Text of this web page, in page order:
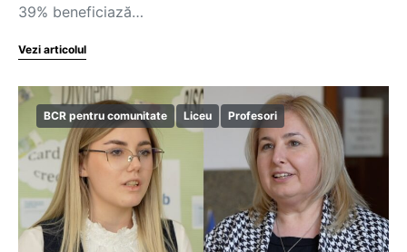
39% beneficiază…
Vezi articolul
BCR pentru comunitate Liceu Profesori